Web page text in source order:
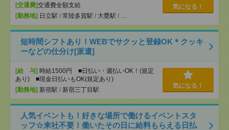
[交通費]交通費全額支給
[勤務地] 日立駅 / 常陸多賀駅 / 大甕駅 / …
気になる！
短時間シフトあり！WEBでサクッと登録OK＊クッキ
ーなどの仕分け[派遣]
[給 与] 時給1500円 ■日払い・週払いOK！(規定
あり) ■現金日払いもOK(規定あり)
[勤務地] 新宿駅 / 新宿三丁目駅
気になる！
人気イベントも！好きな場所で働けるイベントスタ
ッフ☆来社不要！働いたその日に給料もらえる日払